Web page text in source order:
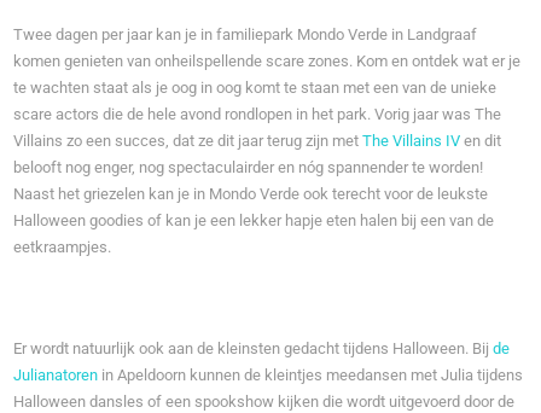
Twee dagen per jaar kan je in familiepark Mondo Verde in Landgraaf
komen genieten van onheilspellende scare zones. Kom en ontdek wat er je
te wachten staat als je oog in oog komt te staan met een van de unieke
scare actors die de hele avond rondlopen in het park. Vorig jaar was The
Villains zo een succes, dat ze dit jaar terug zijn metThe Villains IV en dit
belooft nog enger, nog spectaculairder en nóg spannender te worden!
Naast het griezelen kan je in Mondo Verde ook terecht voor de leukste
Halloween goodies of kan je een lekker hapje eten halen bij een van de
eetkraampjes.
Er wordt natuurlijk ook aan de kleinsten gedacht tijdens Halloween. Bijde
Julianatoren in Apeldoorn kunnen de kleintjes meedansen met Julia tijdens
Halloween dansles of een spookshow kijken die wordt uitgevoerd door de